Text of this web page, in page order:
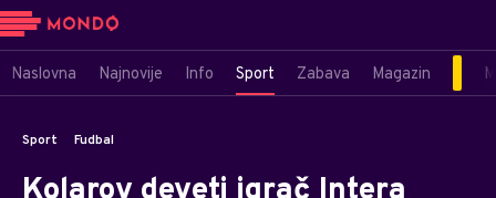
Naslovna Najnovije Info Sport Zabava Magazin
Sport Fudbal